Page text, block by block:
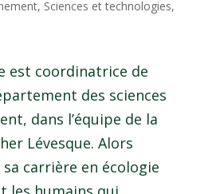
, Sciences et technologies,
est coordinatrice de
des sciences
dans l’équipe de la
Lévesque. Alors
sa carrière en écologie